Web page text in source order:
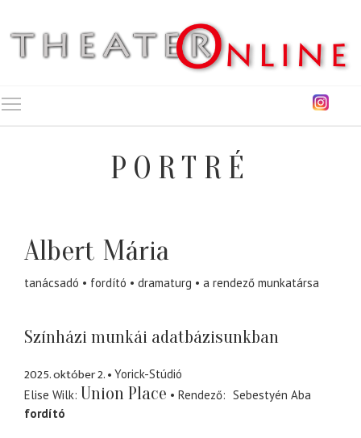
PORTRÉ
Albert Mária
tanácsadó fordító dramaturg a rendező munkatársa
Színházi munkái adatbázisunkban
2025. október 2.
Yorick-Stúdió
Elise Wilk Union Place Rendező
Sebestyén Aba
fordító